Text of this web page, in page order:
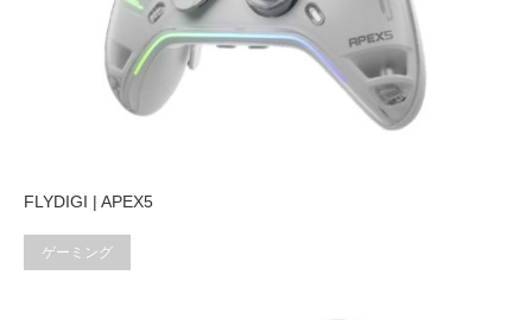
FLYDIGI | APEX5
ゲーミング